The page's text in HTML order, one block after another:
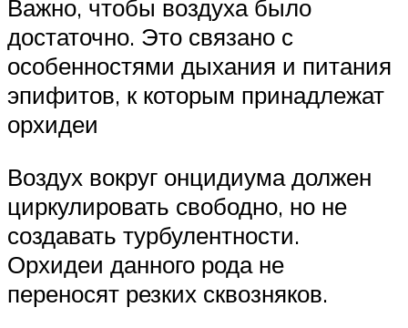
Важно, чтобы воздуха было
достаточно. Это связано с
особенностями дыхания и питания
эпифитов, к которым принадлежат
орхидеи
Воздух вокруг онцидиума должен
циркулировать свободно, но не
создавать турбулентности.
Орхидеи данного рода не
переносят резких сквозняков.